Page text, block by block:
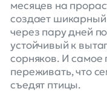
месяцев на
создает
через пару дней
устойчивый к
сорняков. И самое
переживать, что
съедят птицы.